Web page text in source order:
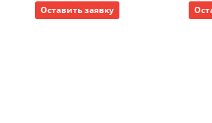
Оставить заявку